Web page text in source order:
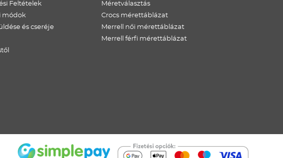
Feltételek
módok
és cseréje
Méretválasztás
Crocs mérettáblázat
Merrell női mérettáblázat
Merrell férfi mérettáblázat